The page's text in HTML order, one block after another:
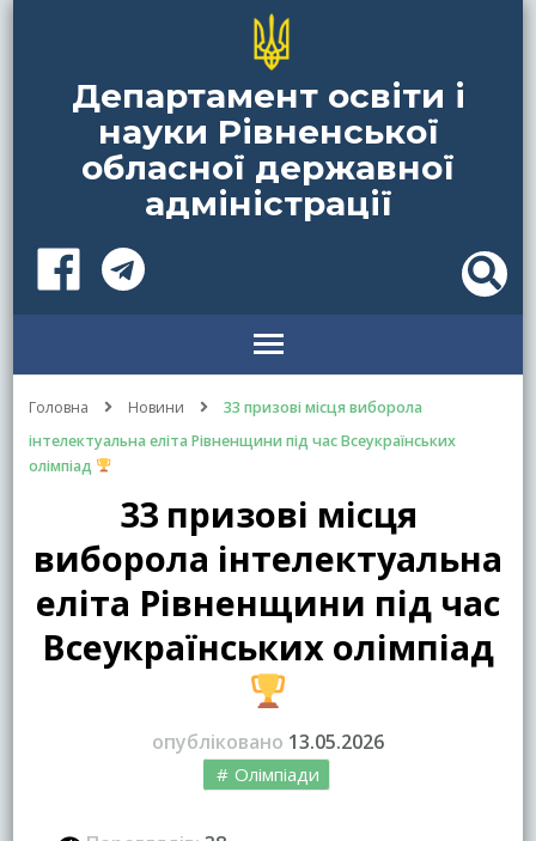
Департамент освіти і
науки Рівненської
обласної державної
адміністрації
Головна Новини
33 призові місця виборола
інтелектуальна еліта Рівненщини під час Всеукраїнських
олімпіад
33 призові місця
виборола інтелектуальна
еліта Рівненщини під час
Всеукраїнських олімпіад
опубліковано 13.05.2026
Олімпіади